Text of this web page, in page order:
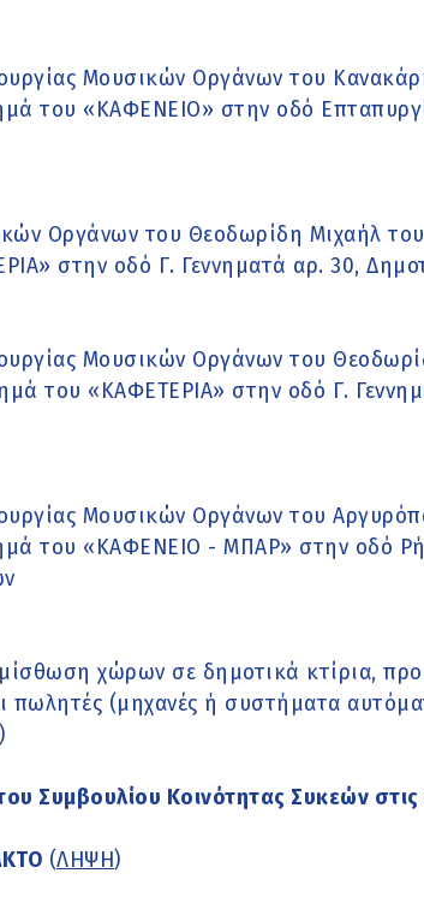
Μουσικών Οργάνων του
του «ΚΑΦΕΝΕΙΟ» στην οδό
Οργάνων του Θεοδωρίδη Μιχαήλ
στην οδό Γ. Γεννηματά αρ. 30,
Μουσικών Οργάνων του
του «ΚΑΦΕΤΕΡΙΑ» στην οδό Γ.
Μουσικών Οργάνων του
του «ΚΑΦΕΝΕΙΟ - ΜΠΑΡ» στην οδό
χώρων σε δημοτικά κτίρια,
πωλητές (μηχανές ή συστήματα
Συμβουλίου Κοινότητας Συκεών
(ΛΗΨΗ)